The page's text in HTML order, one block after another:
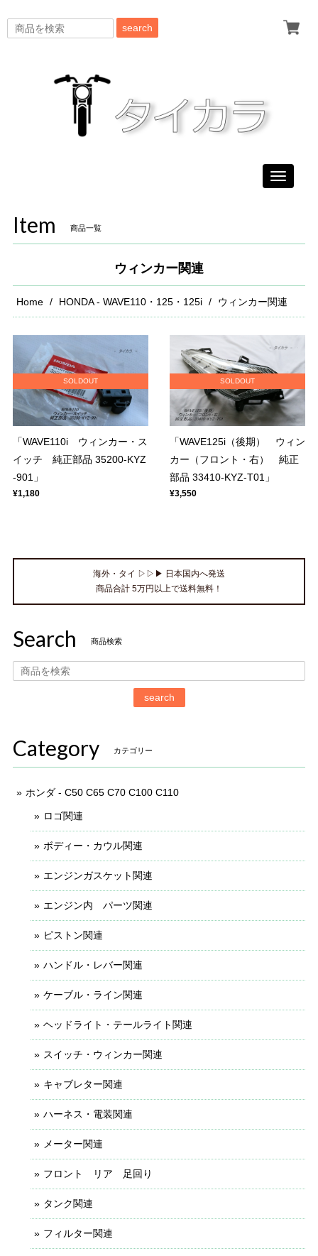
search
Toggle
Item 商品一覧
ウィンカー関連
Home HONDA - WAVE110・125・125i ウィンカー関連
SOLDOUT
「WAVE110i ウィンカー・ス
イッチ 純正部品 35200-KYZ
-901」
¥1,180
SOLDOUT
「WAVE125i（後期） ウィン
カー（フロント・右） 純正
部品 33410-KYZ-T01」
¥3,550
海外・タイ ▷▷▶ 日本国内へ発送
商品合計 5万円以上で送料無料！
Search 商品検索
search
Category カテゴリー
ホンダ - C50 C65 C70 C100 C110
ロゴ関連
ボディー・カウル関連
エンジンガスケット関連
エンジン内 パーツ関連
ピストン関連
ハンドル・レバー関連
ケーブル・ライン関連
ヘッドライト・テールライト関連
スイッチ・ウィンカー関連
キャブレター関連
ハーネス・電装関連
メーター関連
フロント リア 足回り
タンク関連
フィルター関連